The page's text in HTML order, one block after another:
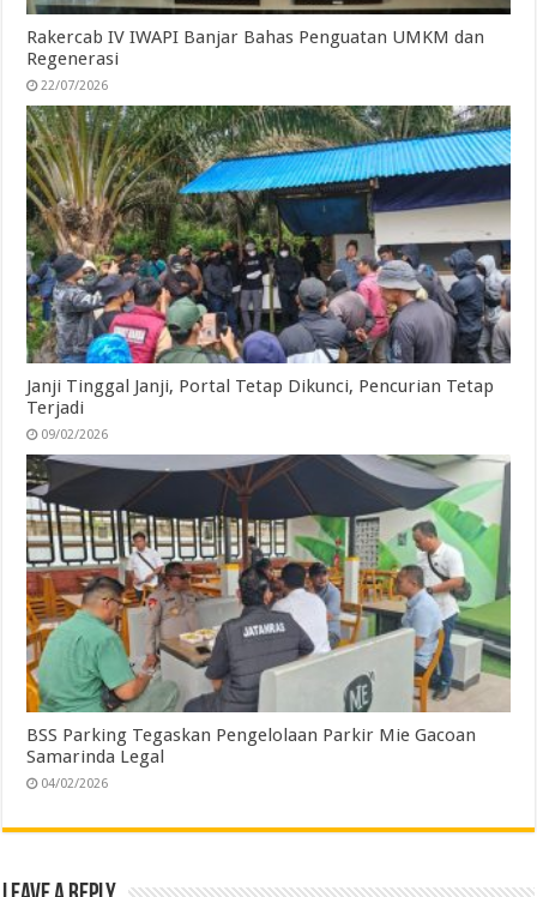
Rakercab IV IWAPI Banjar Bahas Penguatan UMKM dan
Regenerasi
22/07/2026
Janji Tinggal Janji, Portal Tetap Dikunci, Pencurian Tetap
Terjadi
09/02/2026
BSS Parking Tegaskan Pengelolaan Parkir Mie Gacoan
Samarinda Legal
04/02/2026